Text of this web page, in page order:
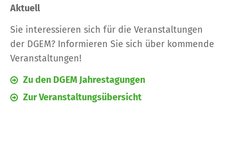
Aktuell
Sie interessieren sich für die Veranstaltungen
der DGEM? Informieren Sie sich über kommende
Veranstaltungen!
Zu den DGEM Jahrestagungen
Zur Veranstaltungsübersicht